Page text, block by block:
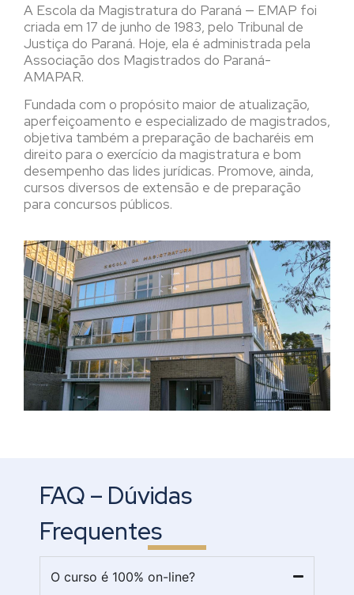
A Escola da Magistratura do Paraná — EMAP foi
criada em 17 de junho de 1983, pelo Tribunal de
Justiça do Paraná. Hoje, ela é administrada pela
Associação dos Magistrados do Paraná-
AMAPAR.
Fundada com o propósito maior de atualização,
aperfeiçoamento e especializado de magistrados,
objetiva também a preparação de bacharéis em
direito para o exercício da magistratura e bom
desempenho das lides jurídicas. Promove, ainda,
cursos diversos de extensão e de preparação
para concursos públicos.
FAQ – Dúvidas
Frequentes
O curso é 100% on-line?